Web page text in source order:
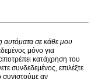
αυτόματα σε κάθε μου
μόνο για
κατάχρηση του
συνδεδεμένος, επιλέξτε
συνιστούμε αν